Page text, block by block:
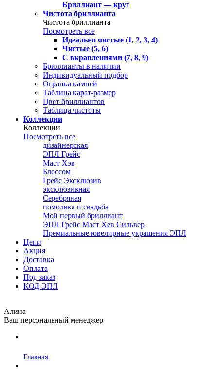
Бриллиант — круг
Чистота бриллианта
Чистота бриллианта
Посмотреть все
Идеально чистые (1, 2, 3, 4)
Чистые (5, 6)
С вкраплениями (7, 8, 9)
Бриллианты в наличии
Индивидуальный подбор
Огранка камней
Таблица карат-размер
Цвет бриллиантов
Таблица чистоты
Коллекции
Коллекции
Посмотреть все
дизайнерская
ЭПЛ Грейс
Маст Хэв
Блоссом
Грейс Эксклюзив
эксклюзивная
Серебряная
помолвка и свадьба
Мой первый бриллиант
ЭПЛ Грейс Маст Хев Сильвер
Премиальные ювелирные украшения ЭПЛ
Цепи
Акция
Доставка
Оплата
Под заказ
КОД ЭПЛ
Алина
Ваш персональный менеджер
Главная